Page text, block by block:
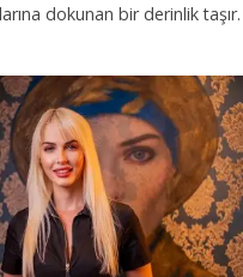
dokunan bir derinlik taşır.